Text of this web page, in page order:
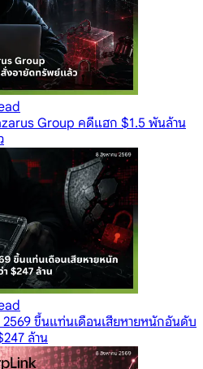
Group คดีแฮก $1.5 พันล้าน
ขึ้นแท่นเดือนเสียหายหนักอันดับ
ล้าน